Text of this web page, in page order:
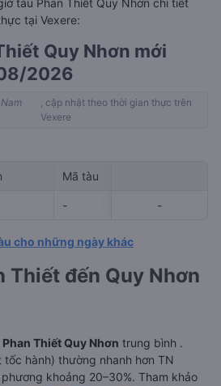
tàu Phan Thiết Quy Nhơn chi tiết
tại Vexere:
Quy Nhơn mới
2026
, cập nhật theo thời gian thực trên
Vexere
Mã tàu
- --
-
cho những ngày khác
Thiết đến Quy Nhơn
Thiết Quy Nhơn trung bình .
tốc hành) thường nhanh hơn TN
khoảng 20–30%. Tham khảo